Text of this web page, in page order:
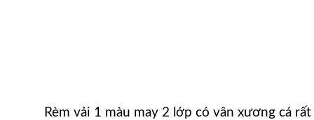
Rèm vải 1 màu may 2 lớp có vân xương cá